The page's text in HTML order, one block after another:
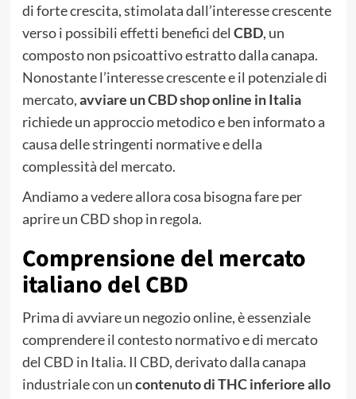
di forte crescita, stimolata dall’interesse crescente
verso i possibili effetti benefici del CBD, un
composto non psicoattivo estratto dalla canapa.
Nonostante l’interesse crescente e il potenziale di
mercato,avviare un CBD shop online in Italia
richiede un approccio metodico e ben informato a
causa delle stringenti normative e della
complessità del mercato.
Andiamo a vedere allora cosa bisogna fare per
aprire un CBD shop in regola.
Comprensione del mercato
italiano del CBD
Prima di avviare un negozio online, è essenziale
comprendere il contesto normativo e di mercato
del CBD in Italia. Il CBD, derivato dalla canapa
industriale con uncontenuto di THC inferiore allo